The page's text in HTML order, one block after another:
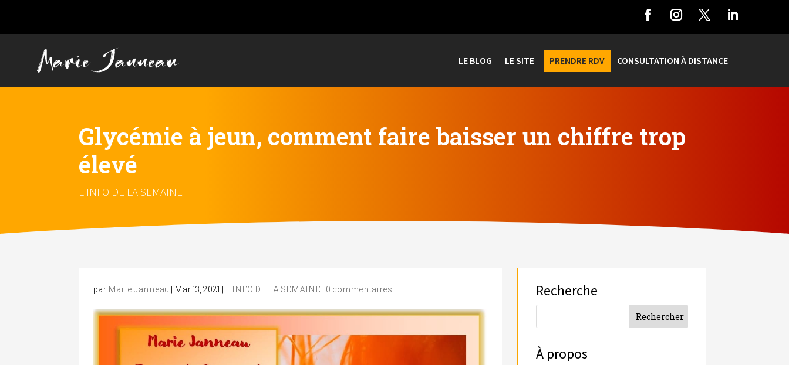
LE BLOG LE SITE PRENDRE RDV CONSULTATION À DISTANCE
Glycémie à jeun, comment faire baisser un chiffre trop
élevé
L'INFO DE LA SEMAINE
par Marie Janneau | Mar 13, 2021 | L'INFO DE LA SEMAINE | 0 commentaires Recherche
À propos